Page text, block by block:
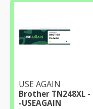
USE AGAIN
Brother TN248XL
-USEAGAIN